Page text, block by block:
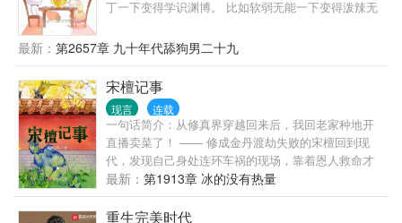
丁一下变得学识渊博。 比如软弱无能一下变得泼辣无
次穿的人物都有点惨。 什么渣男，什么极品家人，那
可真是要什么有什么。 没有更渣更极品的，只有最渣
最极品的。 唉！幸亏她有隐身异能，不然还真难搞。
七十年代悲惨人物 六年代不甘人物 五十年代悲剧人物
七十年代女知青 精神出轨的丈夫 六十年代的养女 冷
暴力丈夫 知青丈夫 上门女婿 愚孝男 恶婆婆 圣母病女
儿 七十年代冤大种 青梅抵不过天降
最新： 第2657章 九十年代舔狗男二十九
宋檀记事
现言 连载
一句话简介：从修真界穿越回来后，我回老家种地开
直播卖菜了！ —— 修成金丹渡劫失败的宋檀回到现
代，发现自己身处连环车祸的现场，靠着恩人救命才
死里逃生。 苏醒后的仙女宋檀玩着手机：我喜欢这个
世界！ 对着电脑两眼呆滞搞PPT的社畜宋檀：毁灭吧
这个世界！ PPT是不可能做的，只能回老家种田这样
最新： 第1913章 冰的没有热量
重生完美时代